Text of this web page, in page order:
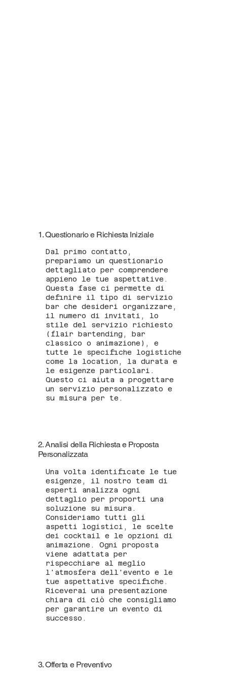
1. Questionario e Richiesta Iniziale
Dal primo contatto,
prepariamo un questionario
dettagliato per comprendere
appieno le tue aspettative.
Questa fase ci permette di
definire il tipo di servizio
bar che desideri organizzare,
il numero di invitati, lo
stile del servizio richiesto
(flair bartending, bar
classico o animazione), e
tutte le specifiche logistiche
come la location, la durata e
le esigenze particolari.
Questo ci aiuta a progettare
un servizio personalizzato e
su misura per te.
2. Analisi della Richiesta e Proposta
Personalizzata
Una volta identificate le tue
esigenze, il nostro team di
esperti analizza ogni
dettaglio per proporti una
soluzione su misura.
Consideriamo tutti gli
aspetti logistici, le scelte
dei cocktail e le opzioni di
animazione. Ogni proposta
viene adattata per
rispecchiare al meglio
l'atmosfera dell'evento e le
tue aspettative specifiche.
Riceverai una presentazione
chiara di ciò che consigliamo
per garantire un evento di
successo.
3. Offerta e Preventivo